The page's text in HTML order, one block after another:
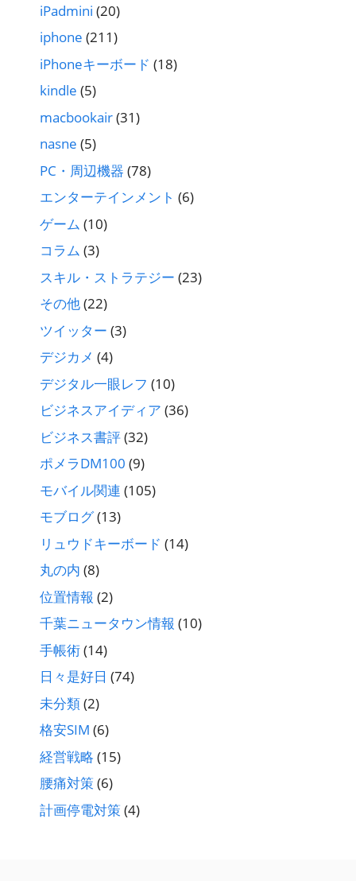
iPadmini (20)
iphone (211)
iPhoneキーボード (18)
kindle (5)
macbookair(31)
nasne (5)
PC・周辺機器 (78)
エンターテインメント (6)
ゲーム (10)
コラム (3)
スキル・ストラテジー (23)
その他(22)
ツイッター (3)
デジカメ (4)
デジタル一眼レフ (10)
ビジネスアイディア (36)
ビジネス書評(32)
ポメラDM100 (9)
モバイル関連 (105)
モブログ(13)
リュウドキーボード (14)
丸の内 (8)
位置情報 (2)
千葉ニュータウン情報 (10)
手帳術(14)
日々是好日 (74)
未分類(2)
格安SIM (6)
経営戦略 (15)
腰痛対策 (6)
計画停電対策 (4)